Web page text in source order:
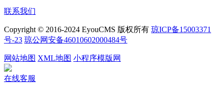
联系我们
Copyright © 2016-2024 EyouCMS 版权所有 琼ICP备15003371
号-23 琼公网安备46010602000484号
网站地图 XML地图 小程序模版网
在线客服